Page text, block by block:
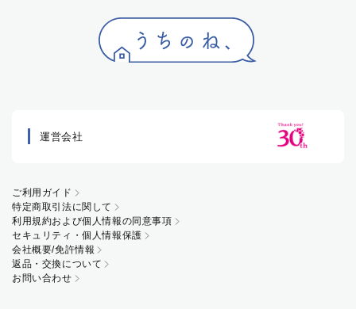
運営会社
ご利用ガイド
特定商取引法に関して
利用規約および個人情報の同意事項
セキュリティ・個人情報保護
会社概要/免許情報
返品・交換について
お問い合わせ